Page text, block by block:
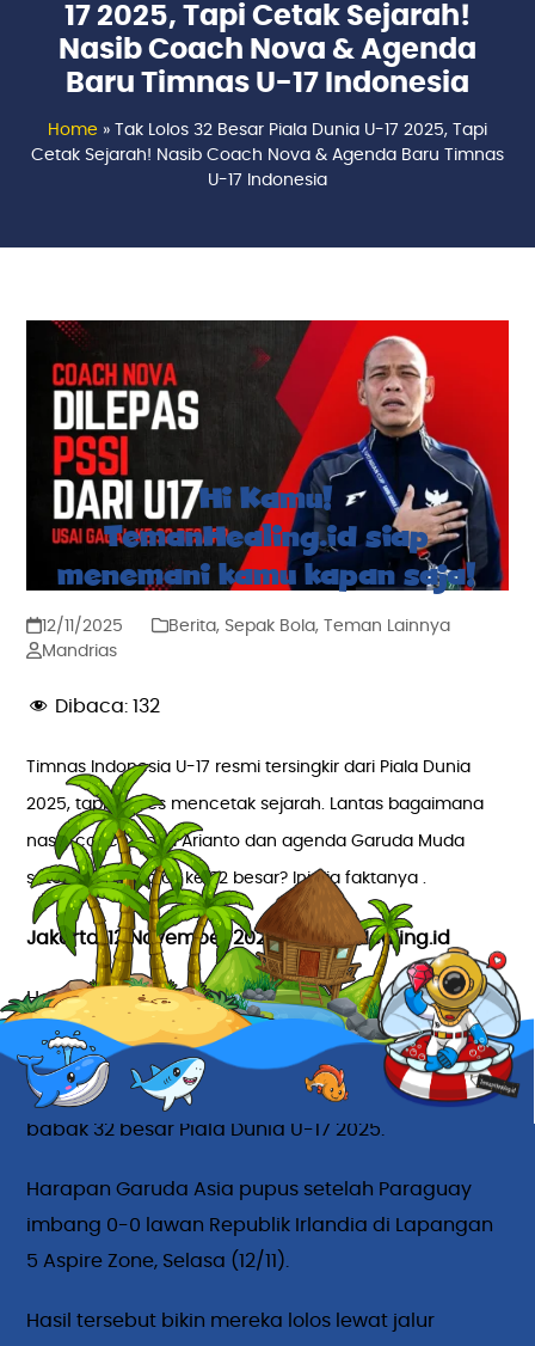
17 2025, Tapi Cetak Sejarah!
Nasib Coach Nova & Agenda
Baru Timnas U-17 Indonesia
Home » Tak Lolos 32 Besar Piala Dunia U-17 2025, Tapi
Cetak Sejarah! Nasib Coach Nova & Agenda Baru Timnas
U-17 Indonesia
12/11/2025 Berita, Sepak Bola,
Teman Lainnya
Mandrias
Dibaca: 132
Timnas Indonesia U-17 resmi tersingkir dari Piala Dunia
2025, tapi sukses mencetak sejarah. Lantas bagaimana
nasib coach Nova Arianto dan agenda Garuda Muda
setelah gagal lolos ke 32 besar? Ini dia faktanya .
Jakarta, 12 November 2025-TemanHealing.id
Halo, Bestie Healing!
Yup, kabar kurang menyenangkan datang nih,
Bestie. Timnas Indonesia U-17 resmi gagal lolos ke
babak 32 besar Piala Dunia U-17 2025.
Harapan Garuda Asia pupus setelah Paraguay
imbang 0-0 lawan Republik Irlandia di Lapangan
5 Aspire Zone, Selasa (12/11).
Hasil tersebut bikin mereka lolos lewat jalur
Hi Kamu!
TemanHealing.id siap
menemani kamu kapan saja!